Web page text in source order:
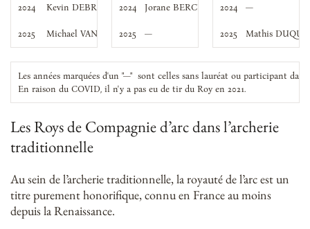
2024    Kevin DEBRUYN
2025    Michael VANHOLSBEEK
2024   Jorane BERCKMANS
2025   —
2024   —
2025   Mathis
Les années marquées d'un "—"  sont celles sans lauréat ou participant
En raison du COVID, il n'y a pas eu de tir du Roy en 2021.
Les Roys de Compagnie d’arc dans l’archerie
traditionnelle
Au sein de l’archerie traditionnelle, la royauté de l’arc est un
titre purement honorifique, connu en France au moins
depuis la Renaissance.